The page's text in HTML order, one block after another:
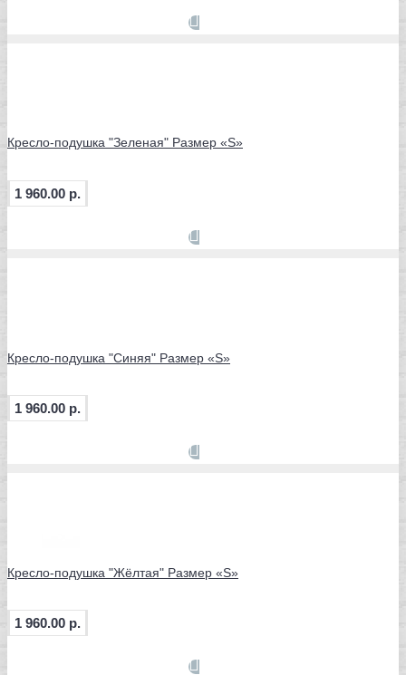
Кресло-подушка "Зеленая" Размер «S»
1 960.00 р.
Кресло-подушка "Синяя" Размер «S»
1 960.00 р.
Кресло-подушка "Жёлтая" Размер «S»
1 960.00 р.